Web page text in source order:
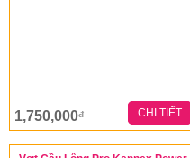
1,750,000đ CHI TIẾT